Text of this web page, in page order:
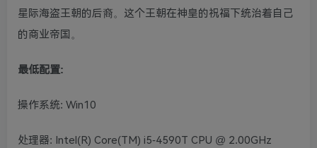
星际海盗王朝的后裔。这个王朝在神皇的祝福下统治着自己
的商业帝国。
最低配置:
操作系统: Win10
处理器: Intel(R) Core(TM) i5-4590T CPU @ 2.00GHz